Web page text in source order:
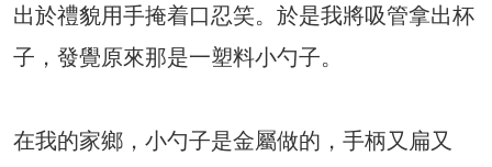
出於禮貌用手掩着口忍笑。於是我將吸管拿出杯
子，發覺原來那是一塑料小勺子。
在我的家鄉，小勺子是金屬做的，手柄又扁又